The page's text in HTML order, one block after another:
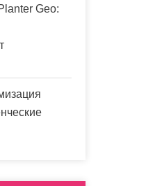
Geo: